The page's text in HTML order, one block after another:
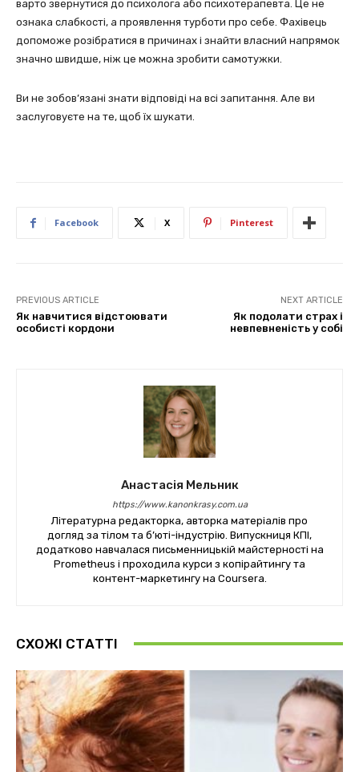
варто звернутися до психолога або психотерапевта. Це не
ознака слабкості, а проявлення турботи про себе. Фахівець
допоможе розібратися в причинах і знайти власний напрямок
значно швидше, ніж це можна зробити самотужки.
Ви не зобов’язані знати відповіді на всі запитання. Але ви
заслуговуєте на те, щоб їх шукати.
Facebook X Pinterest
PREVIOUS ARTICLE
Як навчитися відстоювати
особисті кордони
NEXT ARTICLE
Як подолати страх і
невпевненість у собі
Анастасія Мельник
https://www.kanonkrasy.com.ua
Літературна редакторка, авторка матеріалів про
догляд за тілом та б’юті-індустрію. Випускниця КПІ,
додатково навчалася письменницькій майстерності на
Prometheus і проходила курси з копірайтингу та
контент-маркетингу на Coursera.
СХОЖІ СТАТТІ